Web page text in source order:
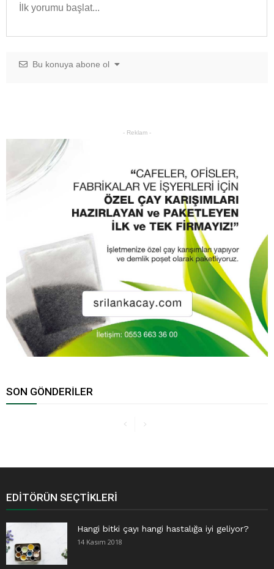
Bu konuya abone ol
- Reklam -
SON GÖNDERILER
EDITÖRÜN SEÇTIKLERI
Hangi bitki çayı hangi hastalığa iyi geliyor?
14 Kasım 2018